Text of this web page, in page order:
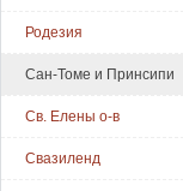
Родезия
Сан-Томе и Принсипи
Св. Елены о-в
Свазиленд